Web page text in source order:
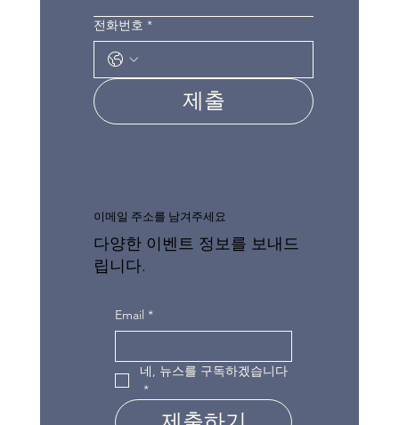
이메일 주소를 남겨주세요
다양한 이벤트 정보를 보내드
립니다.
Email *
네, 뉴스를 구독하겠습니다
*
전화번호 *
제출